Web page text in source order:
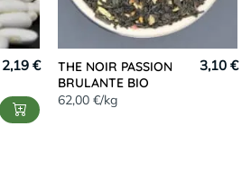
2,19 €
THE NOIR PASSION
BRULANTE BIO
62,00 €/kg
3,10 €